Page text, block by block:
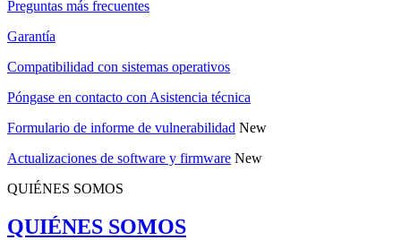
Preguntas más frecuentes
Garantía
Compatibilidad con sistemas operativos
Póngase en contacto con Asistencia técnica
Formulario de informe de vulnerabilidad New
Actualizaciones de software y firmware New
QUIÉNES SOMOS
QUIÉNES SOMOS